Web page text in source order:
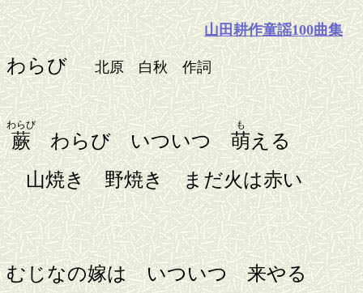
山田耕作童謡100曲集
わらび北原 白秋 作詞
蕨
わらび
わらび いついつ萌
も
える
山焼き 野焼き まだ火は赤い
むじなの嫁は いついつ 来やる